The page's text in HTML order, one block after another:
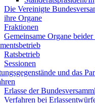
Die Vereinigte
ihre Organe
Fraktionen
Gemeinsame Organe beider
Ratsbetrieb
Sessionen
und das
Erlasse der
Verfahren bei